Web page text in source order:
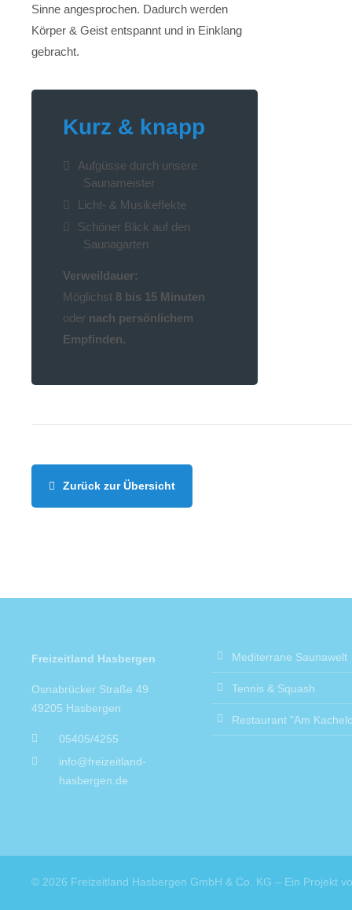
Sinne angesprochen. Dadurch werden
Körper & Geist entspannt und in Einklang
gebracht.
Kurz & knapp
Aufgüsse durch unsere
Saunameister
Licht- & Musikeffekte
Schöner Blick auf den
Saunagarten
Verweildauer:
Möglichst 8 bis 15 Minuten
oder nach persönlichem
Empfinden.
Zurück zur Übersicht
Freizeitland Hasbergen
Osnabrücker Straße 49
49205 Hasbergen
05405/4255
info@freizeitland-
hasbergen.de
Mediterrane Saunawelt
Tennis & Squash
Restaurant "Am
© 2026 Freizeitland Hasbergen GmbH & Co. KG – Ein Projekt